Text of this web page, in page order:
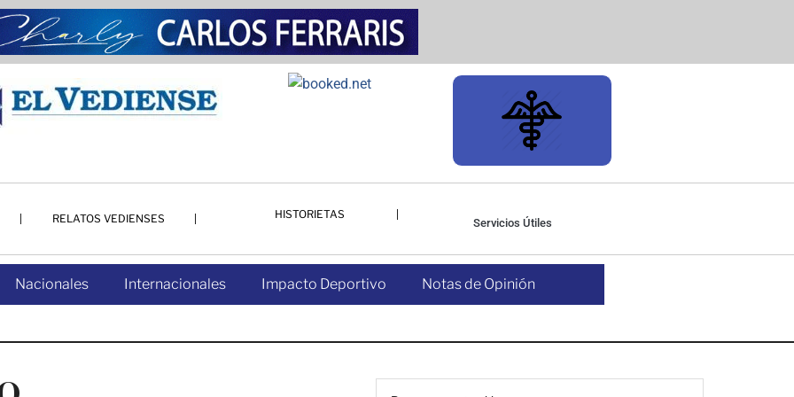
RELATOS VEDIENSES HISTORIETAS
Servicios Útiles
Nacionales Internacionales Impacto Deportivo Notas de Opinión